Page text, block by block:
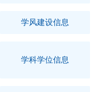
学风建设信息
学科学位信息